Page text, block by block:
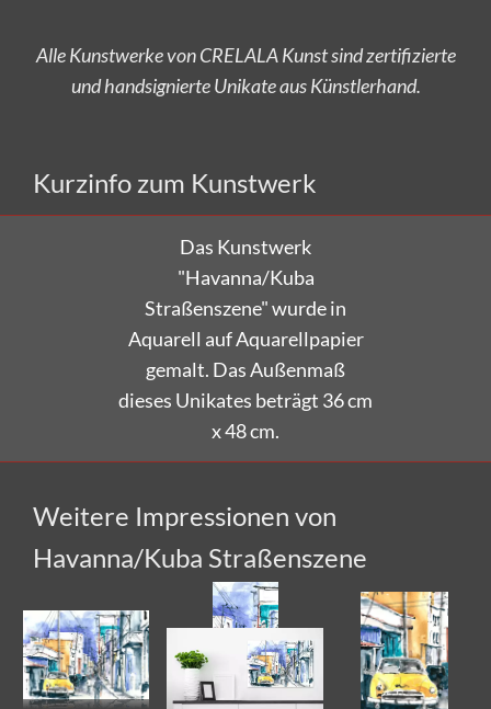
Das Kunstwerk
"Havanna/Kuba
Straßenszene" wurde in
Aquarell auf Aquarellpapier
gemalt. Das Außenmaß
dieses Unikates beträgt 36 cm
x 48 cm.
Havanna/Kuba Straßenszene